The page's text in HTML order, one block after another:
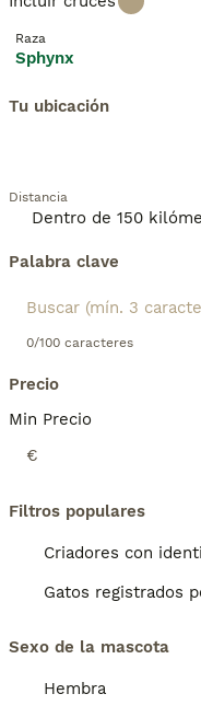
Raza
Sphynx
Tu ubicación
Distancia
Palabra clave
0/100 caracteres
Precio
Min Precio
€
Filtros populares
Criadores con
Gatos registrados
Sexo de la mascota
Hembra